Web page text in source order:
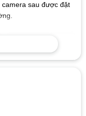
sau được đặt